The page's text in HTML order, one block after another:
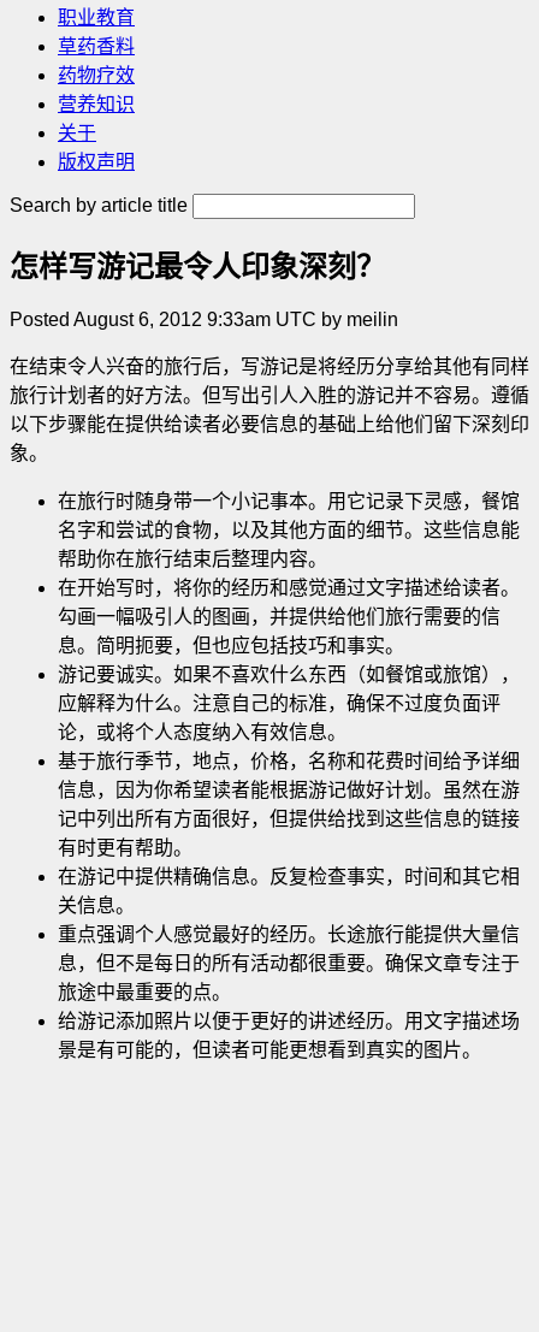
职业教育
草药香料
药物疗效
营养知识
关于
版权声明
Search by article title
怎样写游记最令人印象深刻？
Posted August 6, 2012 9:33am UTC by meilin
在结束令人兴奋的旅行后，写游记是将经历分享给其他有同样
旅行计划者的好方法。但写出引人入胜的游记并不容易。遵循
以下步骤能在提供给读者必要信息的基础上给他们留下深刻印
象。
在旅行时随身带一个小记事本。用它记录下灵感，餐馆
名字和尝试的食物，以及其他方面的细节。这些信息能
帮助你在旅行结束后整理内容。
在开始写时，将你的经历和感觉通过文字描述给读者。
勾画一幅吸引人的图画，并提供给他们旅行需要的信
息。简明扼要，但也应包括技巧和事实。
游记要诚实。如果不喜欢什么东西（如餐馆或旅馆），
应解释为什么。注意自己的标准，确保不过度负面评
论，或将个人态度纳入有效信息。
基于旅行季节，地点，价格，名称和花费时间给予详细
信息，因为你希望读者能根据游记做好计划。虽然在游
记中列出所有方面很好，但提供给找到这些信息的链接
有时更有帮助。
在游记中提供精确信息。反复检查事实，时间和其它相
关信息。
重点强调个人感觉最好的经历。长途旅行能提供大量信
息，但不是每日的所有活动都很重要。确保文章专注于
旅途中最重要的点。
给游记添加照片以便于更好的讲述经历。用文字描述场
景是有可能的，但读者可能更想看到真实的图片。